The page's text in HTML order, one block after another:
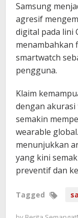
Samsung
agresif
digital pada lini
menambahkan
smartwatch
pengguna.
Klaim
dengan
semakin
wearable
menunjukkan
yang kini
preventif dan
Tagged